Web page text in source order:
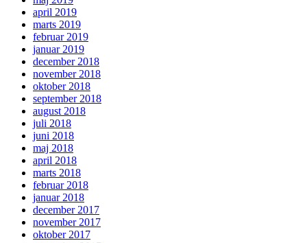
april 2019
marts 2019
februar 2019
januar 2019
december 2018
november 2018
oktober 2018
september 2018
august 2018
juli 2018
juni 2018
maj 2018
april 2018
marts 2018
februar 2018
januar 2018
december 2017
november 2017
oktober 2017